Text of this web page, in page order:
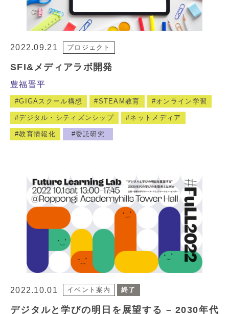
2022.09.21 プロジェクト
SFI&メディアラボ開発
豊福晋平
GIGAスクール構想 STEAM教育 オンライン学習
デジタル・シティズンシップ ネットメディア
教育情報化 委託研究
2022.10.01 イベント案内 終了
デジタルと学びの明日を展望する – 2030年代